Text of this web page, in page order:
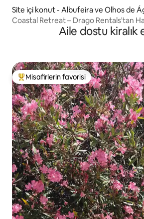
Site içi konut - Albufeira ve Olhos de
Coastal Retreat – Drago Rentals'tan
Aile dostu kiralık
Misafirlerin favorilerinden en
Misafirlerin favorisi